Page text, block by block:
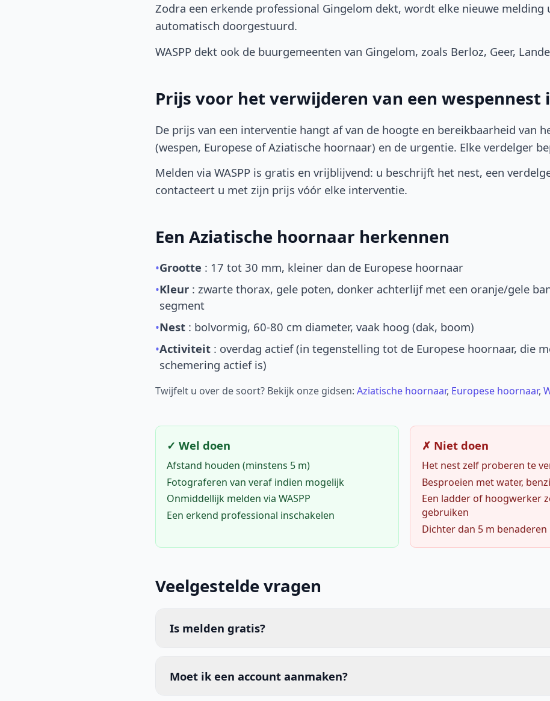
Zodra een erkende professional Gingelom dekt, wordt elke nieuwe melding
automatisch doorgestuurd.
WASPP dekt ook de buurgemeenten van Gingelom, zoals Berloz, Geer,
Prijs voor het verwijderen van een wespennest
De prijs van een interventie hangt af van de hoogte en bereikbaarheid van
(wespen, Europese of Aziatische hoornaar) en de urgentie. Elke verdelger
Melden via WASPP is gratis en vrijblijvend: u beschrijft het nest, een
contacteert u met zijn prijs vóór elke interventie.
Een Aziatische hoornaar herkennen
•Grootte : 17 tot 30 mm, kleiner dan de Europese hoornaar
•Kleur : zwarte thorax, gele poten, donker achterlijf met een oranje/gele
segment
•Nest : bolvormig, 60-80 cm diameter, vaak hoog (dak, boom)
•Activiteit : overdag actief (in tegenstelling tot de Europese hoornaar, die
schemering actief is)
Twijfelt u over de soort? Bekijk onze gidsen: Aziatische hoornaar, Europese hoornaar,
✓ Wel doen
Afstand houden (minstens 5 m)
Fotograferen van veraf indien mogelijk
Onmiddellijk melden via WASPP
Een erkend professional inschakelen
✗ Niet doen
Het nest zelf proberen te
Besproeien met water,
Een ladder of hoogwerker
gebruiken
Dichter dan 5 m benaderen
Veelgestelde vragen
Is melden gratis?
Moet ik een account aanmaken?